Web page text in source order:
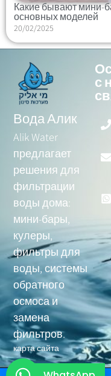
Какие бывают мини-
основных моделей
20/02/2025
Вода Алик
Alik Water
предлагает
решения для
фильтрации
воды дома:
мини-бары,
кулеры,
фильтры для
воды, системы
обратного
осмоса и
замена
фильтров.
карта сайта
с